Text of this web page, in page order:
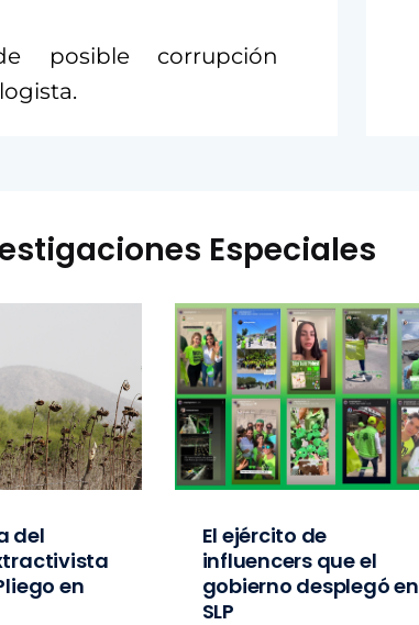
posible corrupción
Especiales
del
en
El ejército de
influencers que el
gobierno desplegó en
SLP